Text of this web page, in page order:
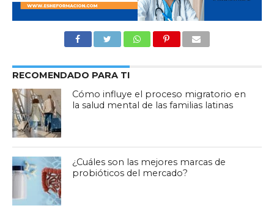
RECOMENDADO PARA TI
Cómo influye el proceso migratorio en
la salud mental de las familias latinas
¿Cuáles son las mejores marcas de
probióticos del mercado?